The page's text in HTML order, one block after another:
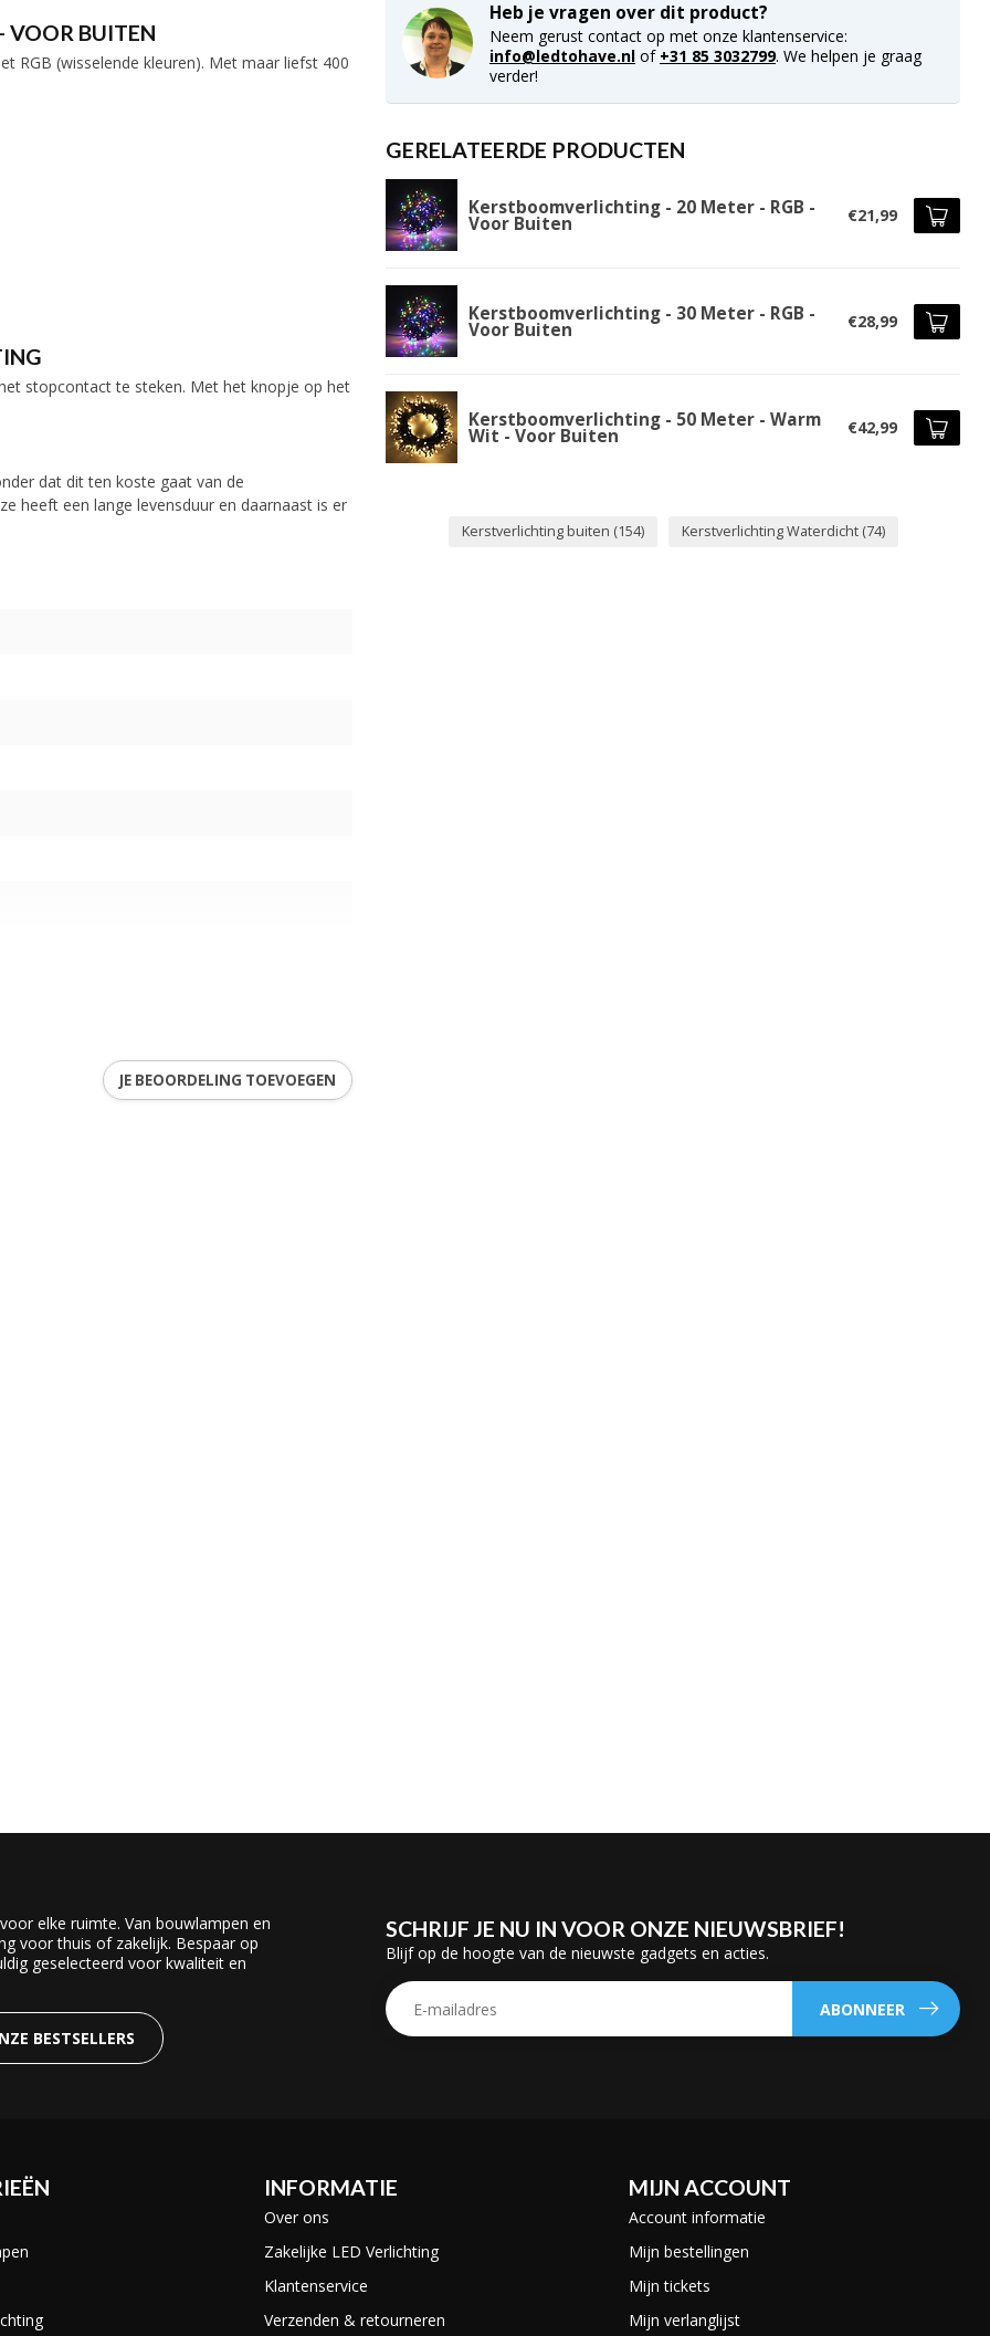
VOOR BUITEN
RGB (wisselende kleuren). Met maar liefst 400
stopcontact te steken. Met het knopje op het
dat dit ten koste gaat van de
heeft een lange levensduur en daarnaast is er
JE BEOORDELING TOEVOEGEN
Heb je vragen over dit product?
Neem gerust contact op met onze klantenservice:
info@ledtohave.nl of +31 85 3032799. We helpen je graag
verder!
GERELATEERDE PRODUCTEN
Kerstboomverlichting - 20 Meter - RGB -
Voor Buiten €21,99
Kerstboomverlichting - 30 Meter - RGB -
Voor Buiten €28,99
Kerstboomverlichting - 50 Meter - Warm
Wit - Voor Buiten €42,99
Kerstverlichting buiten (154) Kerstverlichting Waterdicht (74)
elke ruimte. Van bouwlampen en
voor thuis of zakelijk. Bespaar op
geselecteerd voor kwaliteit en
BESTSELLERS
SCHRIJF JE NU IN VOOR ONZE NIEUWSBRIEF!
Blijf op de hoogte van de nieuwste gadgets en acties.
ABONNEER
INFORMATIE
Over ons
Zakelijke LED Verlichting
Klantenservice
Verzenden & retourneren
MIJN ACCOUNT
Account informatie
Mijn bestellingen
Mijn tickets
Mijn verlanglijst